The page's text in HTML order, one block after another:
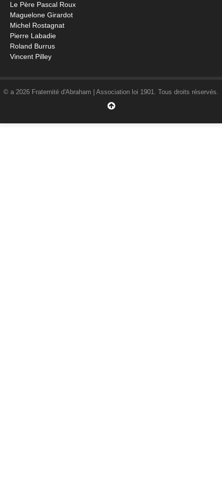
Le Père Pascal Roux
Maguelone Girardot
Michel Rostagnat
Pierre Labadie
Roland Burrus
Vincent Pilley
© a 2026 Fraternité d'Abraham | Association loi 1901. Tous droits réservés.